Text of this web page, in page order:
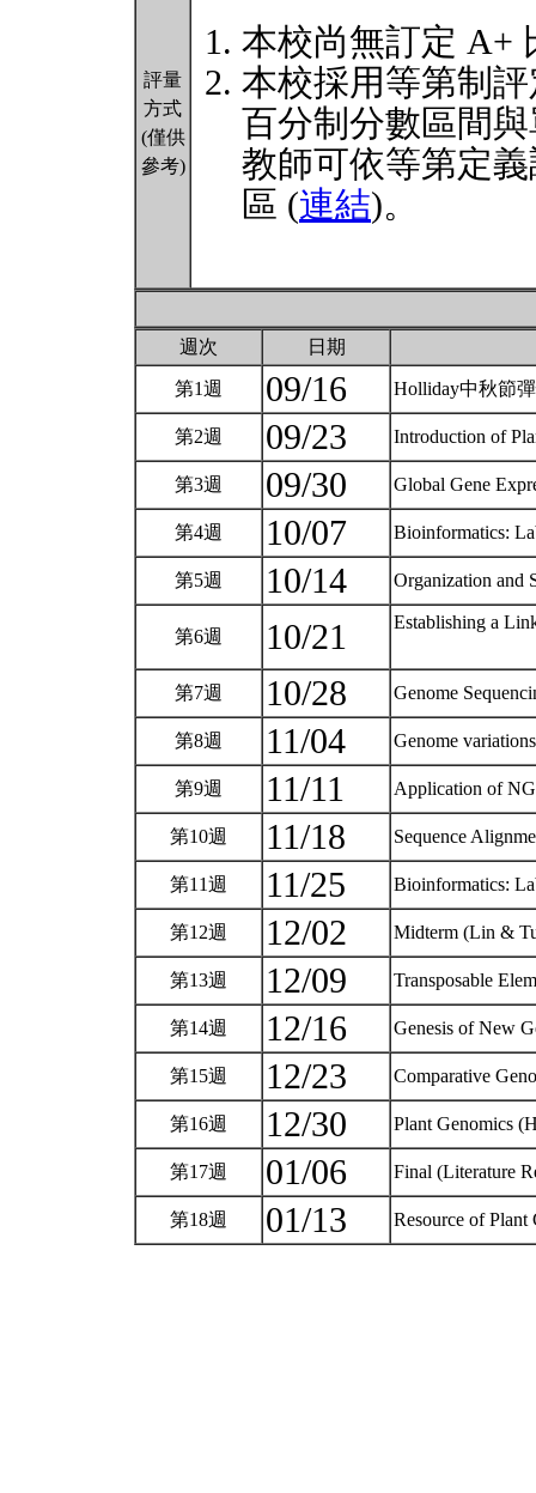
評量
方式
(僅供
參考)
本校尚無訂定 A+
本校採用等第制
百分制分數區間
教師可依等第定
區 (連結)。
週次 日期
第1週 09/16 Holliday中秋節
第2週 09/23 Introduction of
第3週 09/30 Global Gene
第4週 10/07 Bioinformatics:
第5週 10/14 Organization and
第6週 10/21 Establishing a
第7週 10/28 Genome
第8週 11/04 Genome
第9週 11/11 Application of
第10週 11/18 Sequence
第11週 11/25 Bioinformatics:
第12週 12/02 Midterm (Lin &
第13週 12/09 Transposable
第14週 12/16 Genesis of New
第15週 12/23 Comparative
第16週 12/30 Plant Genomics
第17週 01/06 Final (Literature
第18週 01/13 Resource of